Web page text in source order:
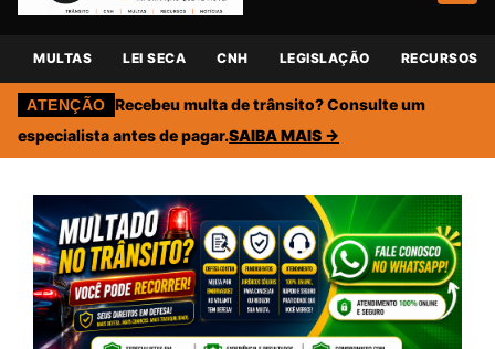
MULTAS LEI SECA CNH LEGISLAÇÃO RECURSOS
ATENÇÃO Recebeu multa de trânsito? Consulte um
especialista antes de pagar.SAIBA MAIS →